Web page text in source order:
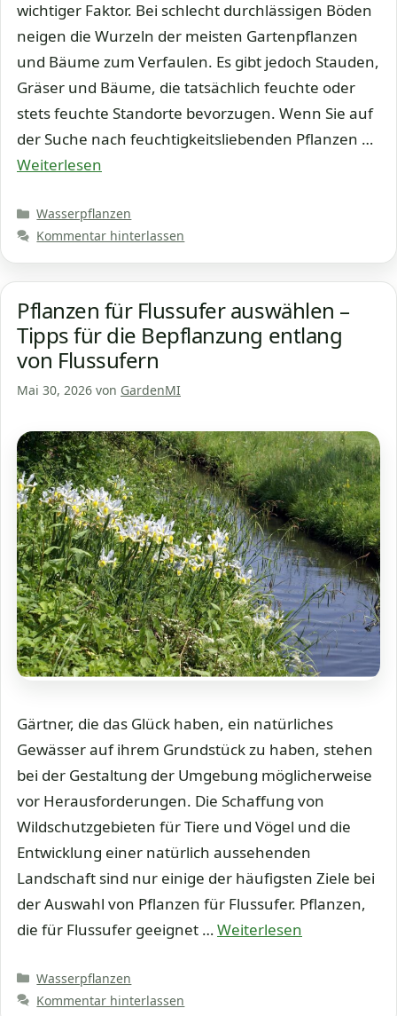
wichtiger Faktor. Bei schlecht durchlässigen Böden
neigen die Wurzeln der meisten Gartenpflanzen
und Bäume zum Verfaulen. Es gibt jedoch Stauden,
Gräser und Bäume, die tatsächlich feuchte oder
stets feuchte Standorte bevorzugen. Wenn Sie auf
der Suche nach feuchtigkeitsliebenden Pflanzen …
Weiterlesen
Kategorien
Wasserpflanzen
Kommentar hinterlassen
Pflanzen für Flussufer auswählen –
Tipps für die Bepflanzung entlang
von Flussufern
Mai 30, 2026 von GardenMI
Gärtner, die das Glück haben, ein natürliches
Gewässer auf ihrem Grundstück zu haben, stehen
bei der Gestaltung der Umgebung möglicherweise
vor Herausforderungen. Die Schaffung von
Wildschutzgebieten für Tiere und Vögel und die
Entwicklung einer natürlich aussehenden
Landschaft sind nur einige der häufigsten Ziele bei
der Auswahl von Pflanzen für Flussufer. Pflanzen,
die für Flussufer geeignet …Weiterlesen
Kategorien
Wasserpflanzen
Kommentar hinterlassen